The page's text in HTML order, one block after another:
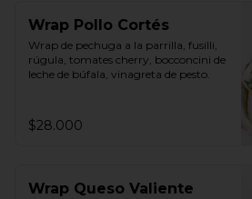
Wrap Pollo Cortés
Wrap de pechuga a la parrilla, fusilli,
rúgula, tomates cherry, bocconcini de
leche de búfala, vinagreta de pesto.
$28.000
Wrap Queso Valiente